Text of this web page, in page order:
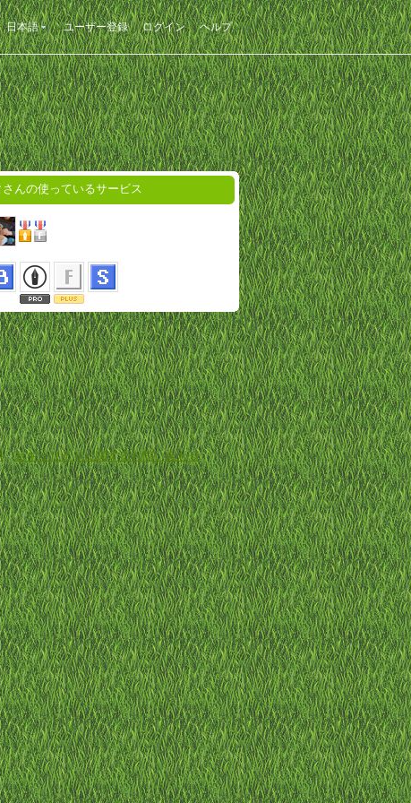
日本語 ユーザー登録 ログイン ヘルプ
さんの使っているサービス
-セキュリティに関するお問い合わせ